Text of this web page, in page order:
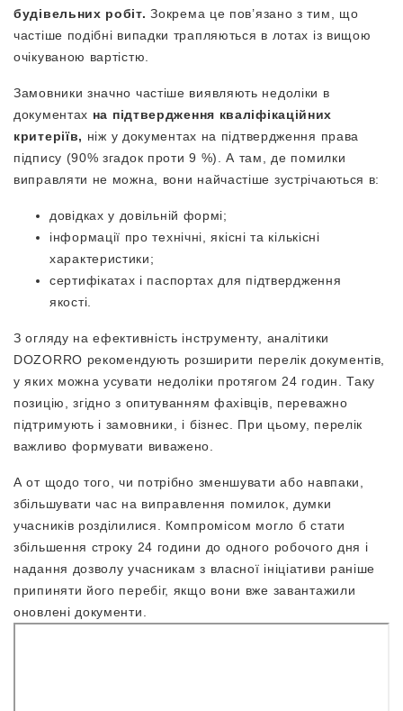
будівельних робіт.Зокрема це пов’язано з тим, що
частіше подібні випадки трапляються в лотах із вищою
очікуваною вартістю.
Замовники значно частіше виявляють недоліки в
документах на підтвердження кваліфікаційних
критеріїв, ніж у документах на підтвердження права
підпису (90% згадок проти 9 %). А там, де помилки
виправляти не можна, вони найчастіше зустрічаються в:
довідках у довільній формі;
інформації про технічні, якісні та кількісні
характеристики;
сертифікатах і паспортах для підтвердження
якості.
З огляду на ефективність інструменту, аналітики
DOZORRO рекомендують розширити перелік документів,
у яких можна усувати недоліки протягом 24 годин. Таку
позицію, згідно з опитуванням фахівців, переважно
підтримують і замовники, і бізнес. При цьому, перелік
важливо формувати виважено.
А от щодо того, чи потрібно зменшувати або навпаки,
збільшувати час на виправлення помилок, думки
учасників розділилися. Компромісом могло б стати
збільшення строку 24 години до одного робочого дня і
надання дозволу учасникам з власної ініціативи раніше
припиняти його перебіг, якщо вони вже завантажили
оновлені документи.